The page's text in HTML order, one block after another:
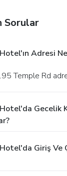
Sorular
Adresi
Temple Rd
Gecelik
Giriş Ve